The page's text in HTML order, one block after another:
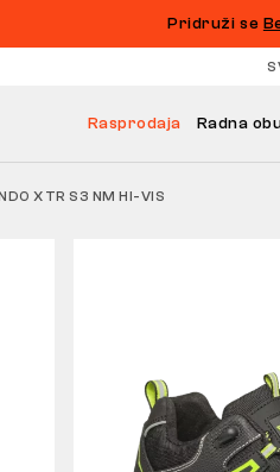
Pridruži se
Rasprodaja Radna
XTR S3 NM HI-VIS